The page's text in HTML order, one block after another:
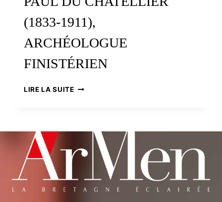
PONT-
L’ABBÉ
(1833-1911),
ARCHÉOLOGUE
FINISTÉRIEN
LIRE LA SUITEPAUL
ARCHÉOLOGUE
FINISTÉRIEN